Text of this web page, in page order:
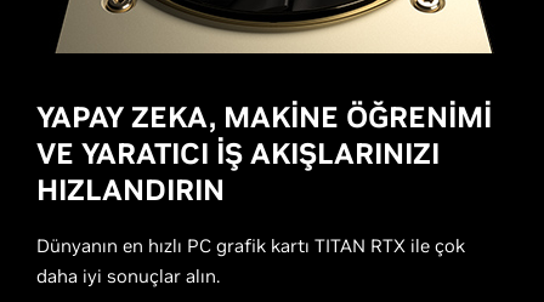
YAPAY ZEKA, MAKİNE ÖĞRENİMİ
VE YARATICI İŞ AKIŞLARINIZI
HIZLANDIRIN
Dünyanın en hızlı PC grafik kartı TITAN RTX ile çok
daha iyi sonuçlar alın.